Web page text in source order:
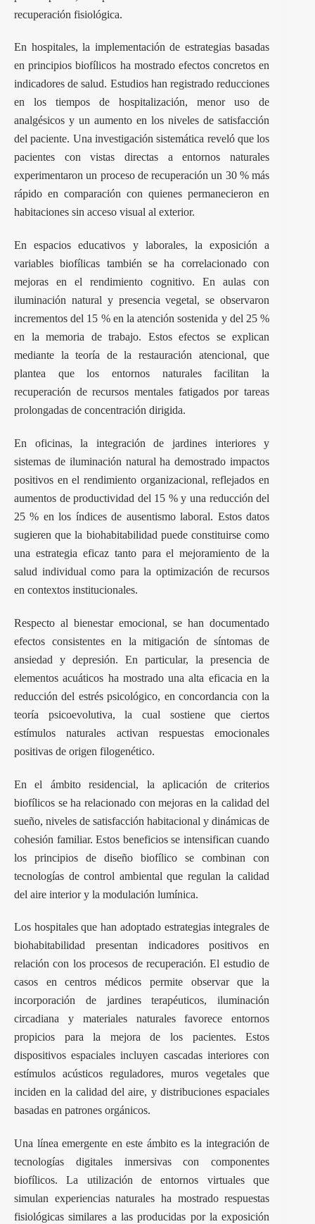
recuperación fisiológica.
En hospitales, la implementación de estrategias basadas
en principios biofílicos ha mostrado efectos concretos en
indicadores de salud. Estudios han registrado reducciones
en los tiempos de hospitalización, menor uso de
analgésicos y un aumento en los niveles de satisfacción
del paciente. Una investigación sistemática reveló que los
pacientes con vistas directas a entornos naturales
experimentaron un proceso de recuperación un 30 % más
rápido en comparación con quienes permanecieron en
habitaciones sin acceso visual al exterior.
En espacios educativos y laborales, la exposición a
variables biofílicas también se ha correlacionado con
mejoras en el rendimiento cognitivo. En aulas con
iluminación natural y presencia vegetal, se observaron
incrementos del 15 % en la atención sostenida y del 25 %
en la memoria de trabajo. Estos efectos se explican
mediante la teoría de la restauración atencional, que
plantea que los entornos naturales facilitan la
recuperación de recursos mentales fatigados por tareas
prolongadas de concentración dirigida.
En oficinas, la integración de jardines interiores y
sistemas de iluminación natural ha demostrado impactos
positivos en el rendimiento organizacional, reflejados en
aumentos de productividad del 15 % y una reducción del
25 % en los índices de ausentismo laboral. Estos datos
sugieren que la biohabitabilidad puede constituirse como
una estrategia eficaz tanto para el mejoramiento de la
salud individual como para la optimización de recursos
en contextos institucionales.
Respecto al bienestar emocional, se han documentado
efectos consistentes en la mitigación de síntomas de
ansiedad y depresión. En particular, la presencia de
elementos acuáticos ha mostrado una alta eficacia en la
reducción del estrés psicológico, en concordancia con la
teoría psicoevolutiva, la cual sostiene que ciertos
estímulos naturales activan respuestas emocionales
positivas de origen filogenético.
En el ámbito residencial, la aplicación de criterios
biofílicos se ha relacionado con mejoras en la calidad del
sueño, niveles de satisfacción habitacional y dinámicas de
cohesión familiar. Estos beneficios se intensifican cuando
los principios de diseño biofílico se combinan con
tecnologías de control ambiental que regulan la calidad
del aire interior y la modulación lumínica.
Los hospitales que han adoptado estrategias integrales de
biohabitabilidad presentan indicadores positivos en
relación con los procesos de recuperación. El estudio de
casos en centros médicos permite observar que la
incorporación de jardines terapéuticos, iluminación
circadiana y materiales naturales favorece entornos
propicios para la mejora de los pacientes. Estos
dispositivos espaciales incluyen cascadas interiores con
estímulos acústicos reguladores, muros vegetales que
inciden en la calidad del aire, y distribuciones espaciales
basadas en patrones orgánicos.
Una línea emergente en este ámbito es la integración de
tecnologías digitales inmersivas con componentes
biofílicos. La utilización de entornos virtuales que
simulan experiencias naturales ha mostrado respuestas
fisiológicas similares a las producidas por la exposición